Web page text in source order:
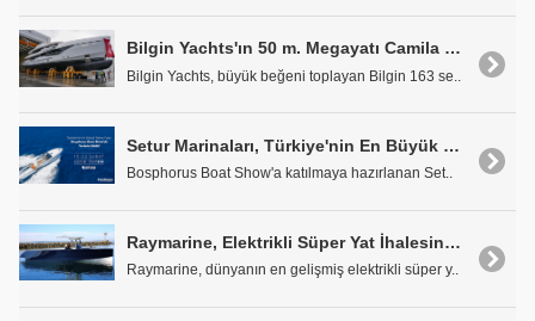
Bilgin Yachts'ın 50 m. Megayatı Camila Görücüye Çıktı
Bilgin Yachts, büyük beğeni toplayan Bilgin 163 se..
Setur Marinaları, Türkiye'nin En Büyük Fuarı Bosphorus Boat Show'a Katılıyor
Bosphorus Boat Show'a katılmaya hazırlanan Set..
Raymarine, Elektrikli Süper Yat İhalesinde İşbirliği Yapıyor
Raymarine, dünyanın en gelişmiş elektrikli süper y..